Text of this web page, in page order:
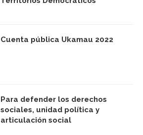
Cuenta pública Ukamau 2022
Para defender los derechos
sociales, unidad política y
articulación social